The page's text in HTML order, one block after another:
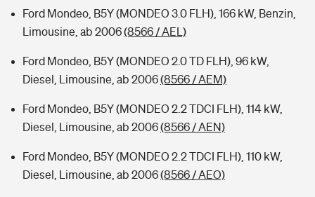
Ford Mondeo, B5Y (MONDEO 3.0 FLH), 166 kW, Benzin,
Limousine, ab 2006(8566 / AEL)
Ford Mondeo, B5Y (MONDEO 2.0 TD FLH), 96 kW,
Diesel, Limousine, ab 2006(8566 / AEM)
Ford Mondeo, B5Y (MONDEO 2.2 TDCI FLH), 114 kW,
Diesel, Limousine, ab 2006(8566 / AEN)
Ford Mondeo, B5Y (MONDEO 2.2 TDCI FLH), 110 kW,
Diesel, Limousine, ab 2006(8566 / AEO)